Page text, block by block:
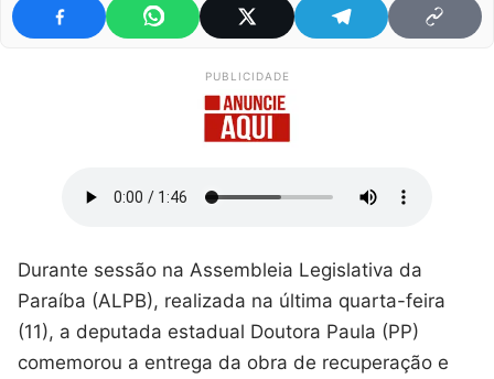
PUBLICIDADE
Durante sessão na Assembleia Legislativa da
Paraíba (ALPB), realizada na última quarta-feira
(11), a deputada estadual Doutora Paula (PP)
comemorou a entrega da obra de recuperação e